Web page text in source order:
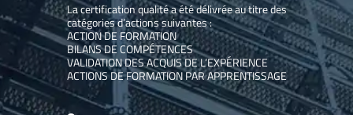
La certification qualité a été délivrée au titre des
catégories d’actions suivantes :
ACTION DE FORMATION
BILANS DE COMPÉTENCES
VALIDATION DES ACQUIS DE L’EXPÉRIENCE
ACTIONS DE FORMATION PAR APPRENTISSAGE